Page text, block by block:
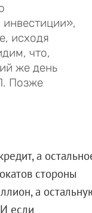
исходя
что,
же день
Позже
а
стороны
а
если